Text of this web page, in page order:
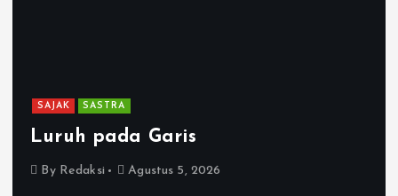
SAJAK SASTRA
Luruh pada Garis
By Redaksi Agustus 5, 2026